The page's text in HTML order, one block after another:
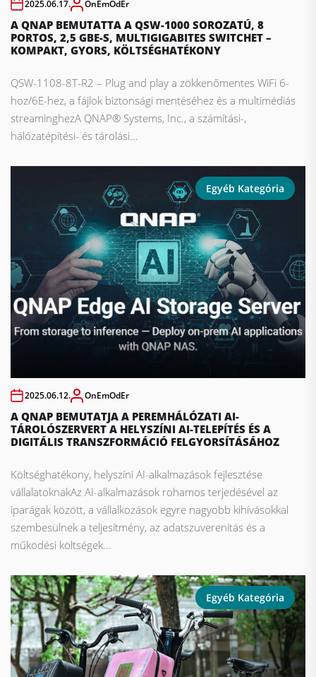
2025.06.17. OnEmOdEr
A QNAP BEMUTATTA A QSW-1000 SOROZATÚ, 8
PORTOS, 2,5 GBE-S, MULTIGIGABITES SWITCHET –
KOMPAKT, GYORS, KÖLTSÉGHATÉKONY
QSW-1108-8T-R2 – Plug and play a zökkenőmentes WiFi 6-
hoz/6E-hez, a fájlok biztonsági mentéséhez és a multimédiás
streaminghezA QNAP® Systems, Inc., a számítási-,
hálózatépítési- és tárolási...
Egyéb Kategória
2025.06.12. OnEmOdEr
A QNAP BEMUTATJA A PEREMHÁLÓZATI AI-
TÁROLÓSZERVERT A HELYSZÍNI AI-TELEPÍTÉS ÉS A
DIGITÁLIS TRANSZFORMÁCIÓ FELGYORSÍTÁSÁHOZ
Költséghatékony, helyszíni AI-alkalmazások fejlesztése
vállalatoknakAz AI-alkalmazások rohamos terjedésével az
iparágak között, a vállalkozások egyre nagyobb kihívásokkal
szembesülnek a teljesítmény, az adatszuverenitás és a
működési költségek...
Egyéb Kategória